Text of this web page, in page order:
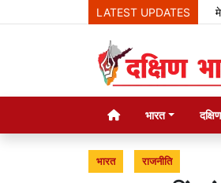
LATEST UPDATES मेटा
भारत
भारत राजनीति